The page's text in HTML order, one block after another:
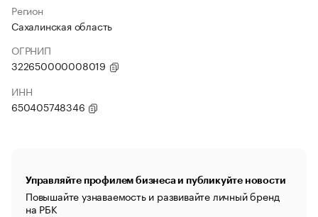
Регион
Сахалинская область
ОГРНИП
322650000008019
ИНН
650405748346
Управляйте профилем бизнеса и публикуйте новости
Повышайте узнаваемость и развивайте личный бренд
на РБК